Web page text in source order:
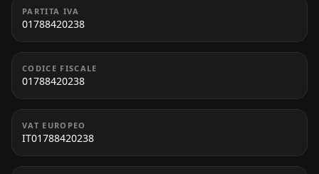
PARTITA IVA
01788420238
CODICE FISCALE
01788420238
VAT EUROPEO
IT01788420238